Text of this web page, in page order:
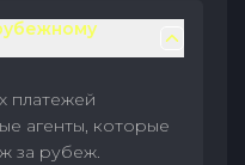
платежей
агенты, которые
за рубеж.